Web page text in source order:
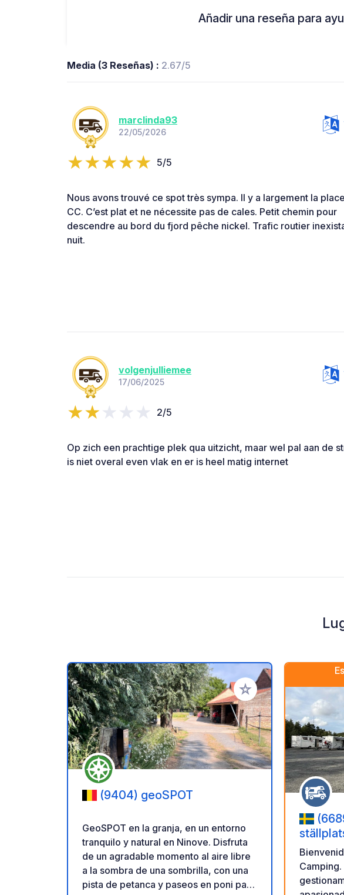
Añadir una reseña para
Media (3 Reseñas) : 2.67/5
marclinda93
22/05/2026
5/5
Nous avons trouvé ce spot très sympa. Il y a largement la
CC. C’est plat et ne nécessite pas de cales. Petit chemin pour
descendre au bord du fjord pêche nickel. Trafic routier
nuit.
volgenjulliemee
17/06/2025
2/5
Op zich een prachtige plek qua uitzicht, maar wel pal aan de
is niet overal even vlak en er is heel matig internet
Añadir a tus favoritos
(9404) geoSPOT
GeoSPOT en la granja, en un entorno
tranquilo y natural en Ninove. Disfruta
de un agradable momento al aire libre
a la sombra de una sombrilla, con una
pista de petanca y paseos en poni para
Camping. Nosotros, quienes